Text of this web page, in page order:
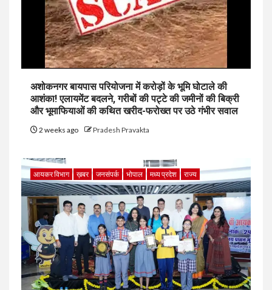
अशोकनगर बायपास परियोजना में करोड़ों के भूमि घोटाले की
आशंका! एलायमेंट बदलने, गरीबों की पट्टे की जमीनों की बिक्री
और भूमाफियाओं की कथित खरीद-फरोख्त पर उठे गंभीर सवाल
2 weeks ago Pradesh Pravakta
आयकर विभाग ख़बर जनसंपर्क भोपाल मध्य प्रदेश राज्य